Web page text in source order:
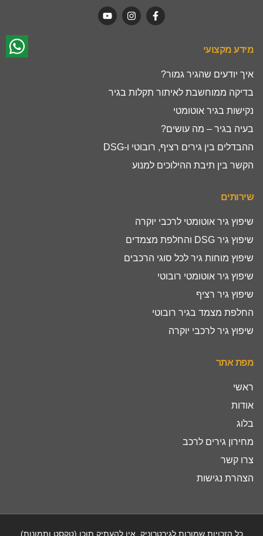
מידע מקצועי
איך יודעים שהגיר גמור?
בדיקה ממוחשבת לאיתור תקלות בגיר
נקישות בגיר אוטומטי
בעיה בגיר – מה עושים?
ההבדלים בין גירים רציף, רובוטי ו-DSG
הקשר בין תיבת ההילוכים למנוע
שירותים
שיפוץ גיר אוטומטי לרכבי יוקרה
שיפוץ גיר DSG והחלפת מצמדים
שיפוץ מוחות גיר לכל סוגי הרכבים
שיפוץ גיר אוטומטי רובוטי
שיפוץ גיר רציף
החלפת מצמד בגיר רובוטי
שיפוץ גיר לרכבי יוקרה
מפת אתר
ראשי
אודות
בלוג
מחירון גירים לרכב
צרו קשר
הצהרת נגישות
כל הזכויות שמורות לגירטרוניק, אין להעתיק תוכן (טקסט ותמונות)